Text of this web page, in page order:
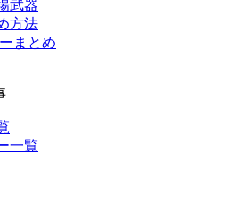
武器
方法
まとめ
一覧